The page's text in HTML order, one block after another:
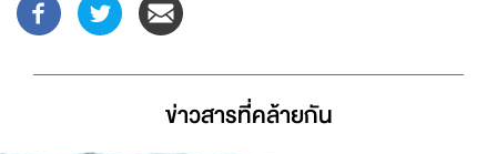
ข่าวสารที่่คล้ายกัน